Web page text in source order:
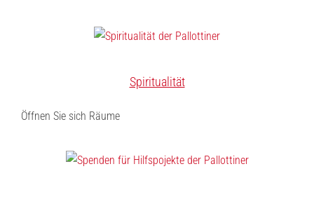
Spiritualität
Öffnen Sie sich Räume